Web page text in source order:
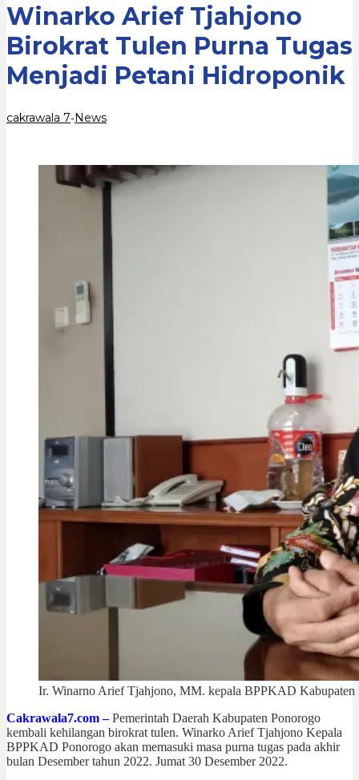
Winarko Arief Tjahjono
Birokrat Tulen Purna Tugas
Menjadi Petani Hidroponik
cakrawala 7-News
Ir. Winarno Arief Tjahjono, MM. kepala BPPKAD Kabupaten
Cakrawala7.com –Pemerintah Daerah Kabupaten Ponorogo
kembali kehilangan birokrat tulen. Winarko Arief Tjahjono Kepala
BPPKAD Ponorogo akan memasuki masa purna tugas pada akhir
bulan Desember tahun 2022. Jumat 30 Desember 2022.